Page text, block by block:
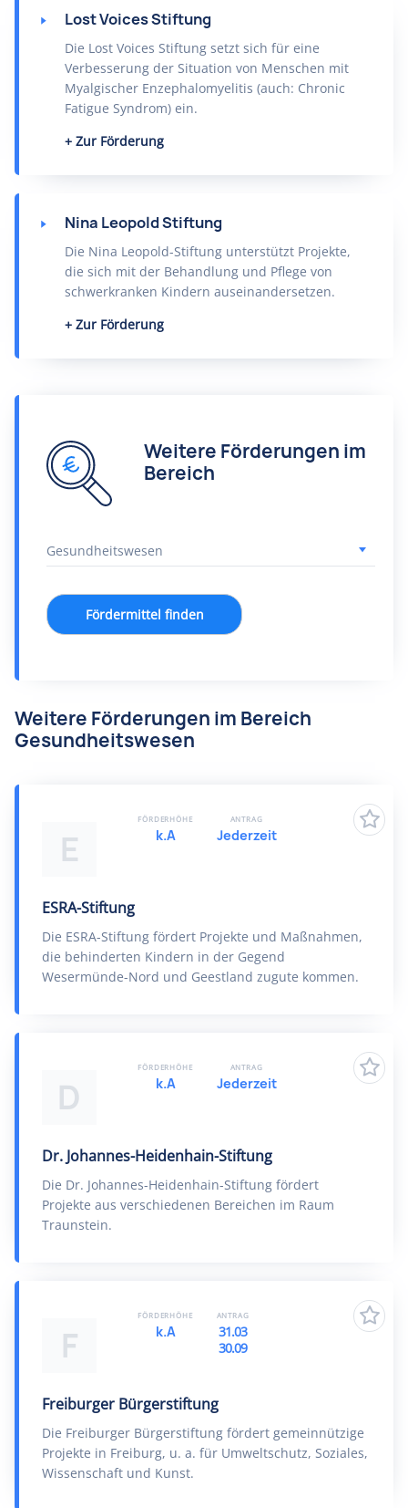
Lost Voices Stiftung
Die Lost Voices Stiftung setzt sich für eine
Verbesserung der Situation von Menschen mit
Myalgischer Enzephalomyelitis (auch: Chronic
Fatigue Syndrom) ein.
Zur Förderung
Nina Leopold Stiftung
Die Nina Leopold-Stiftung unterstützt Projekte,
die sich mit der Behandlung und Pflege von
schwerkranken Kindern auseinandersetzen.
Zur Förderung
Weitere Förderungen im
Bereich
Fördermittel finden
Weitere Förderungen im Bereich
Gesundheitswesen
E
ESRA-Stiftung
Die ESRA-Stiftung fördert Projekte und Maßnahmen,
die behinderten Kindern in der Gegend
Wesermünde-Nord und Geestland zugute kommen.
FÖRDERHÖHE
k.A
ANTRAG
Jederzeit
D
Dr. Johannes-Heidenhain-Stiftung
Die Dr. Johannes-Heidenhain-Stiftung fördert
Projekte aus verschiedenen Bereichen im Raum
Traunstein.
FÖRDERHÖHE
k.A
ANTRAG
Jederzeit
F
Freiburger Bürgerstiftung
Die Freiburger Bürgerstiftung fördert gemeinnützige
Projekte in Freiburg, u. a. für Umweltschutz, Soziales,
Wissenschaft und Kunst.
FÖRDERHÖHE
k.A
ANTRAG
31.03
30.09